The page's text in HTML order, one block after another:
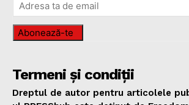
Abonează-te
Termeni și condiții
Dreptul de autor pentru articolele